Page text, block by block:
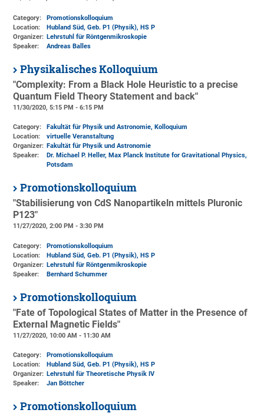
Category:
Promotionskolloquium
Location:
Hubland Süd, Geb. P1 (Physik), HS P
Organizer: Lehrstuhl für Röntgenmikroskopie
Speaker:
Andreas Balles
Physikalisches Kolloquium
"Complexity: From a Black Hole Heuristic to a precise
Quantum Field Theory Statement and back"
11/30/2020, 5:15 PM - 6:15 PM
Category:
Fakultät für Physik und Astronomie, Kolloquium
Location:
virtuelle Veranstaltung
Organizer: Fakultät für Physik und Astronomie
Speaker:
Dr. Michael P. Heller, Max Planck Institute for Gravitational Physics,
Potsdam
Promotionskolloquium
"Stabilisierung von CdS Nanopartikeln mittels Pluronic
P123"
11/27/2020, 2:00 PM - 3:30 PM
Category:
Promotionskolloquium
Location:
Hubland Süd, Geb. P1 (Physik), HS P
Organizer: Lehrstuhl für Röntgenmikroskopie
Speaker:
Bernhard Schummer
Promotionskolloquium
"Fate of Topological States of Matter in the Presence of
External Magnetic Fields"
11/27/2020, 10:00 AM - 11:30 AM
Category:
Promotionskolloquium
Location:
Hubland Süd, Geb. P1 (Physik), HS P
Organizer: Lehrstuhl für Theoretische Physik IV
Speaker:
Jan Böttcher
Promotionskolloquium